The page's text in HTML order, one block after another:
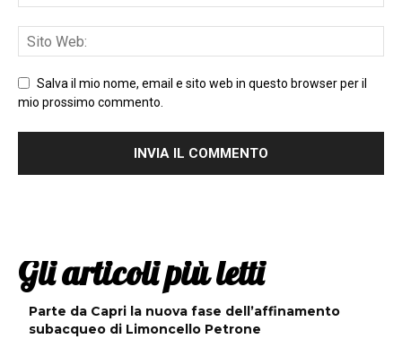
Salva il mio nome, email e sito web in questo browser per il
mio prossimo commento.
Gli articoli più letti
Parte da Capri la nuova fase dell’affinamento
subacqueo di Limoncello Petrone